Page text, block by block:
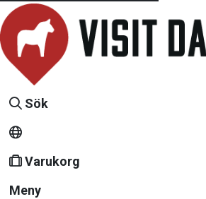
Sök
Varukorg
Meny